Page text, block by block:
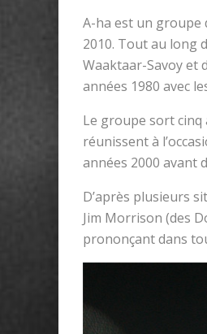
A-ha est un groupe
2010. Tout au long
Waaktaar-Savoy et
années 1980 avec
Le groupe sort cinq
réunissent à
années 2000 avant
D’après plusieurs
Jim Morrison (des
prononçant dans